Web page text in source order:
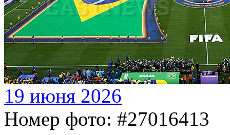
19 июня 2026
Номер фото: #27016413